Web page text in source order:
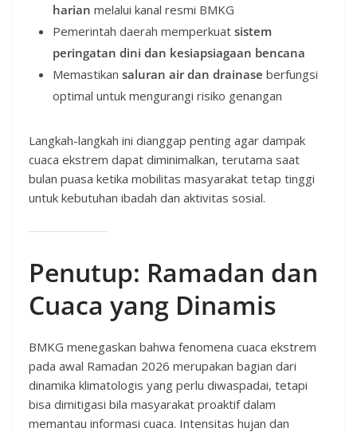
harian melalui kanal resmi BMKG
Pemerintah daerah memperkuat sistem
peringatan dini dan kesiapsiagaan bencana
Memastikan saluran air dan drainase berfungsi
optimal untuk mengurangi risiko genangan
Langkah-langkah ini dianggap penting agar dampak
cuaca ekstrem dapat diminimalkan, terutama saat
bulan puasa ketika mobilitas masyarakat tetap tinggi
untuk kebutuhan ibadah dan aktivitas sosial.
Penutup: Ramadan dan
Cuaca yang Dinamis
BMKG menegaskan bahwa fenomena cuaca ekstrem
pada awal Ramadan 2026 merupakan bagian dari
dinamika klimatologis yang perlu diwaspadai, tetapi
bisa dimitigasi bila masyarakat proaktif dalam
memantau informasi cuaca. Intensitas hujan dan